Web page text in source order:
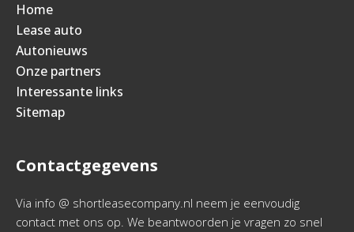
Home
Lease auto
Autonieuws
Onze partners
Interessante links
Sitemap
Contactgegevens
Via info @ shortleasecompany.nl neem je eenvoudig
contact met ons op. We beantwoorden je vragen zo snel